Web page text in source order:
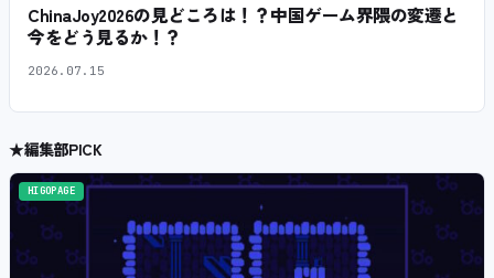
ChinaJoy2026の見どころは！？中国ゲーム界隈の変遷と
今をどう見るか！？
2026.07.15
★編集部PICK
HIGOPAGE